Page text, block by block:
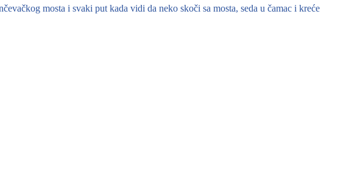
mosta i svaki put kada vidi da neko skoči sa mosta, seda u čamac i kreće